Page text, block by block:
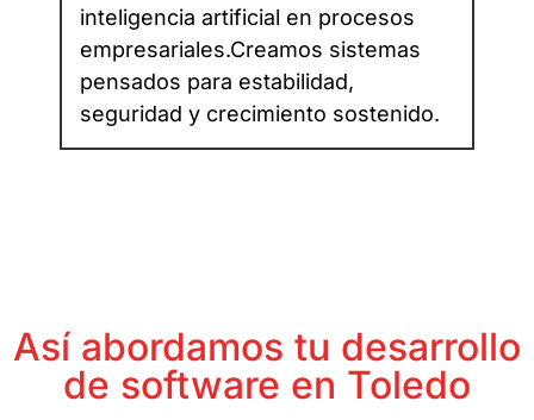
inteligencia artificial en procesos
empresariales.Creamos sistemas
pensados para estabilidad,
seguridad y crecimiento sostenido.
Así abordamos tu desarrollo
de software en Toledo